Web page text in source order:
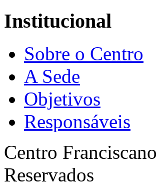
Institucional
Sobre o Centro
A Sede
Objetivos
Responsáveis
Centro
Reservados